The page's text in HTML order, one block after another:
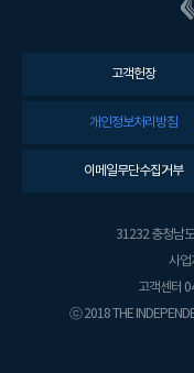
고객헌장
개인정보처리방침
이메일무단수집거부
31232 충청남
사업
고객센터
ⓒ 2018 THE